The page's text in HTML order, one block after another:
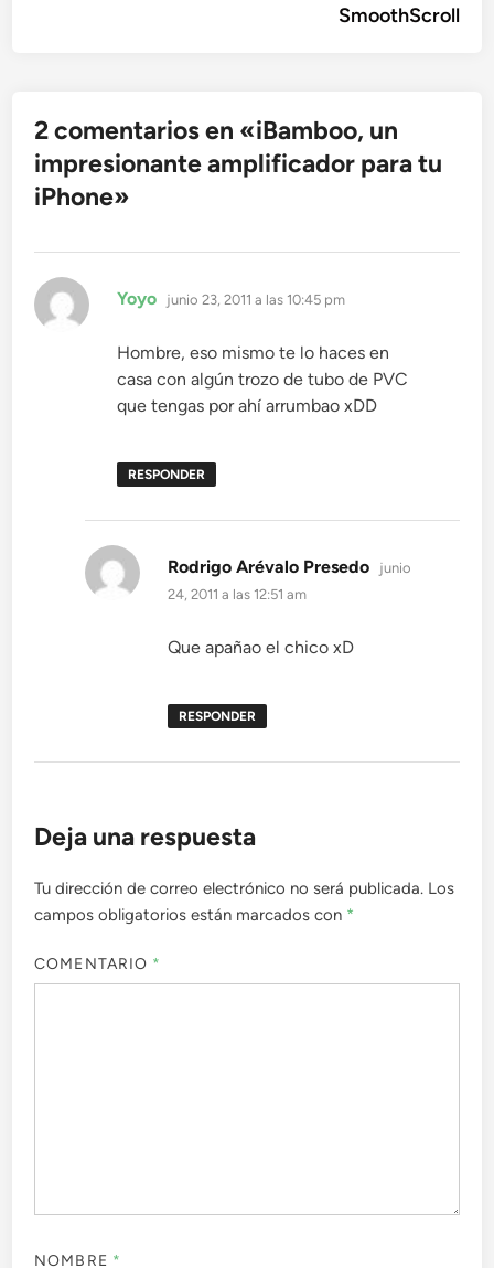
SmoothScroll
2 comentarios en «iBamboo, un
impresionante amplificador para tu
iPhone»
Yoyo dice:
junio 23, 2011 a las 10:45 pm
Hombre, eso mismo te lo haces en
casa con algún trozo de tubo de PVC
que tengas por ahí arrumbao xDD
RESPONDER
Rodrigo Arévalo Presedo dice:
junio
24, 2011 a las 12:51 am
Que apañao el chico xD
RESPONDER
Deja una respuesta
Tu dirección de correo electrónico no será publicada. Los
campos obligatorios están marcados con *
COMENTARIO *
NOMBRE *